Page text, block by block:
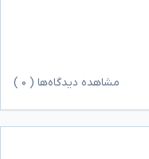
مشاهده دیدگاه‌ها ( ۰